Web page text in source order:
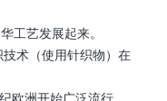
工艺发展起来。
术（使用针织物）在